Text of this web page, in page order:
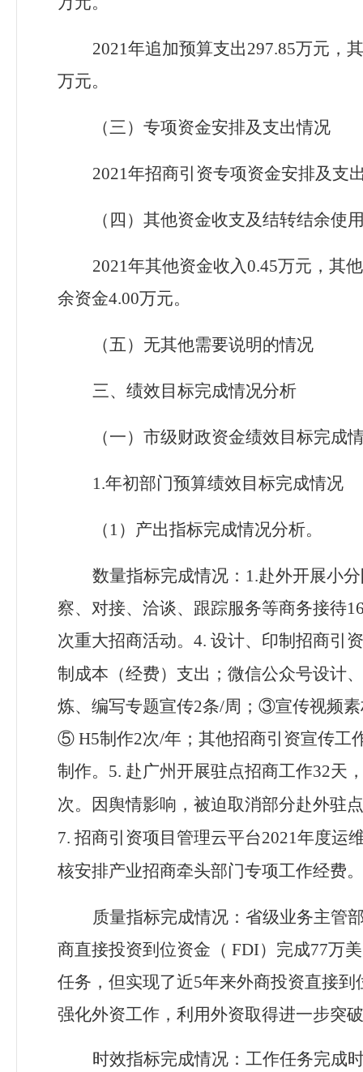
2021年追加预算支出297.85万元，
万元。
（三）专项资金安排及支出情况
2021年招商引资专项资金安排及支
（四）其他资金收支及结转结余使
2021年其他资金收入0.45万元，其
余资金4.00万元。
（五） 无其他需要说明的情况
三、绩效目标完成情况分析
（一）市级财政资金绩效目标完成
1.年初部门预算绩效目标完成情况
（ 1）产出指标完成情况分析。
数量指标完成情况： 1.赴外开展小
察、对接、洽谈、跟踪服务等商务接待
次重大招商活动。4. 设计、印制招商引
制成本（经费）支出；微信公众号设计
炼、编写专题宣传2条/周；③宣传视频
⑤ H5制作2次/年；其他招商引资宣传工
制作。5. 赴广州开展驻点招商工作32天
次。因舆情影响，被迫取消部分赴外驻
7. 招商引资项目管理云平台2021年度运
核安排产业招商牵头部门专项工作经费。
质量指标完成情况：省级业务主管
商直接投资到位资金（ FDI）完成77万
任务，但实现了近5年来外商投资直接
强化外资工作，利用外资取得进一步突
时效指标完成情况： 工作任务完成